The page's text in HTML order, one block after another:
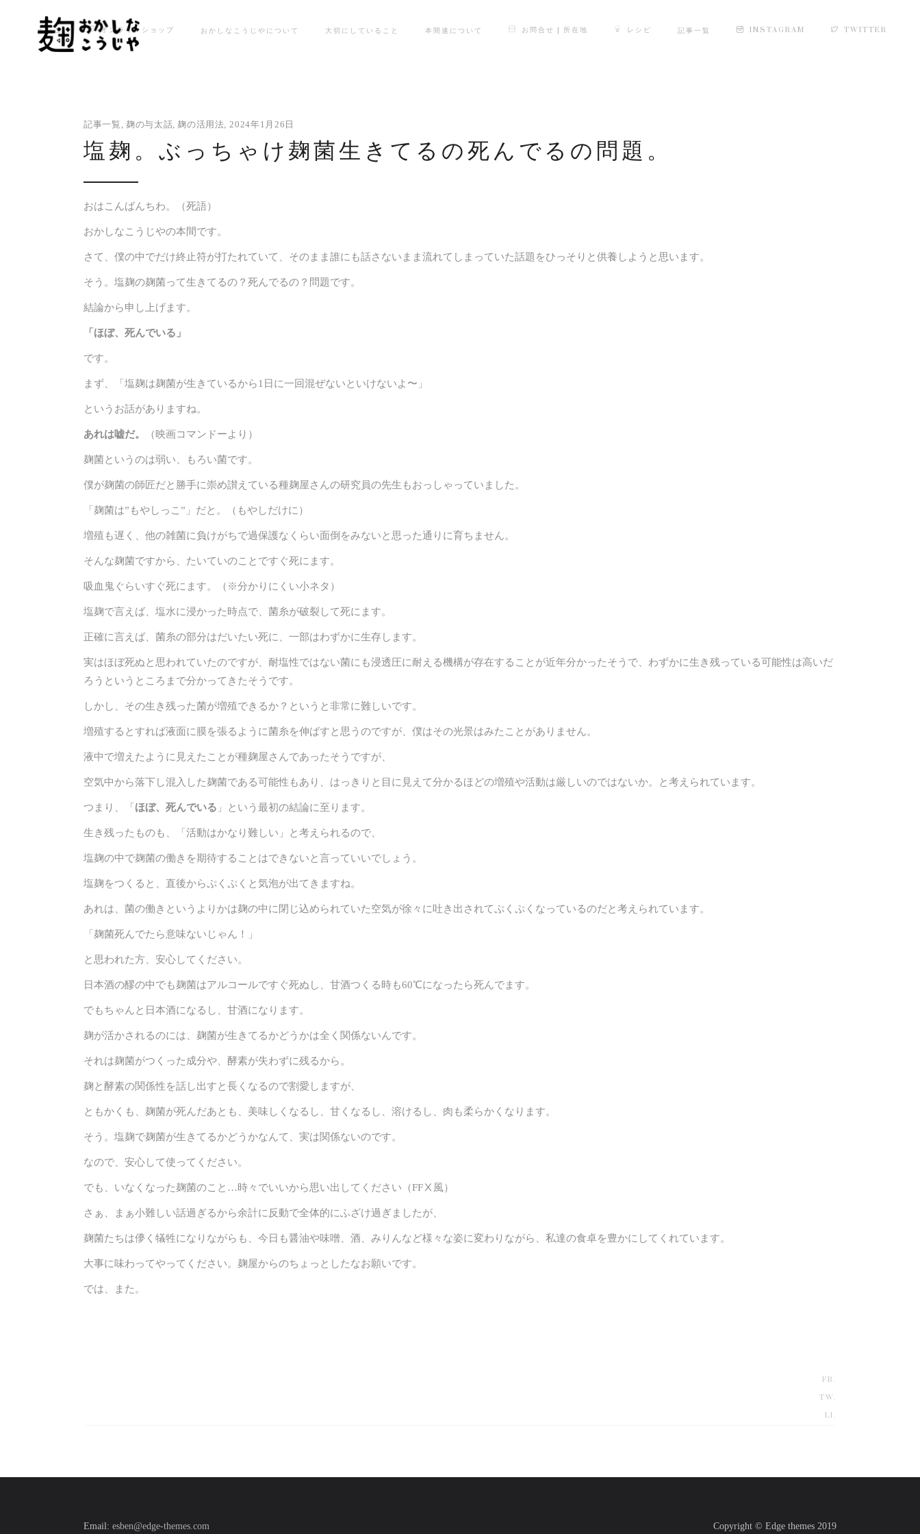
ホーム オンラインショップ おかしなこうじやについて 大切にしていること 本間速について お問合せ | 所在地 レシピ 記事一覧 INSTAGRAM TWITTER
記事一覧 , 麹の与太話,麹の活用法 2024年1月26日
塩麹。ぶっちゃけ麹菌生きてるの死んでるの問題。
おはこんばんちわ。（死語）
おかしなこうじやの本間です。
さて、僕の中でだけ終止符が打たれていて、そのまま誰にも話さないまま流れてしまっていた話題をひっそりと供養しようと思います。
そう。塩麹の麹菌って生きてるの？死んでるの？問題です。
結論から申し上げます。
「ほぼ、死んでいる」
です。
まず、「塩麹は麹菌が生きているから1日に一回混ぜないといけないよ〜」
というお話がありますね。
あれは嘘だ。 （映画コマンドーより）
麹菌というのは弱い、もろい菌です。
僕が麹菌の師匠だと勝手に崇め讃えている種麹屋さんの研究員の先生もおっしゃっていました。
「麹菌は”もやしっこ”」だと。（もやしだけに）
増殖も遅く、他の雑菌に負けがちで過保護なくらい面倒をみないと思った通りに育ちません。
そんな麹菌ですから、たいていのことですぐ死にます。
吸血鬼ぐらいすぐ死にます。（※分かりにくい小ネタ）
塩麹で言えば、塩水に浸かった時点で、菌糸が破裂して死にます。
正確に言えば、菌糸の部分はだいたい死に、一部はわずかに生存します。
実はほぼ死ぬと思われていたのですが、耐塩性ではない菌にも浸透圧に耐える機構が存在することが近年分かったそうで、わずかに生き残っている可能性は高いだ
ろうというところまで分かってきたそうです。
しかし、その生き残った菌が増殖できるか？というと非常に難しいです。
増殖するとすれば液面に膜を張るように菌糸を伸ばすと思うのですが、僕はその光景はみたことがありません。
液中で増えたように見えたことが種麹屋さんであったそうですが、
空気中から落下し混入した麹菌である可能性もあり、はっきりと目に見えて分かるほどの増殖や活動は厳しいのではないか。と考えられています。
つまり、「 ほぼ、死んでいる 」という最初の結論に至ります。
生き残ったものも、「活動はかなり難しい」と考えられるので、
塩麹の中で麹菌の働きを期待することはできないと言っていいでしょう。
塩麹をつくると、直後からぷくぷくと気泡が出てきますね。
あれは、菌の働きというよりかは麹の中に閉じ込められていた空気が徐々に吐き出されてぷくぷくなっているのだと考えられています。
「麹菌死んでたら意味ないじゃん！」
と思われた方、安心してください。
日本酒の醪の中でも麹菌はアルコールですぐ死ぬし、甘酒つくる時も60℃になったら死んでます。
でもちゃんと日本酒になるし、甘酒になります。
麹が活かされるのには、麹菌が生きてるかどうかは全く関係ないんです。
それは麹菌がつくった成分や、酵素が失わずに残るから。
麹と酵素の関係性を話し出すと長くなるので割愛しますが、
ともかくも、麹菌が死んだあとも、美味しくなるし、甘くなるし、溶けるし、肉も柔らかくなります。
そう。塩麹で麹菌が生きてるかどうかなんて、実は関係ないのです。
なので、安心して使ってください。
でも、いなくなった麹菌のこと…時々でいいから思い出してください（FFⅩ風）
さぁ、まぁ小難しい話過ぎるから余計に反動で全体的にふざけ過ぎましたが、
麹菌たちは儚く犠牲になりながらも、今日も醤油や味噌、酒、みりんなど様々な姿に変わりながら、私達の食卓を豊かにしてくれています。
大事に味わってやってください。麹屋からのちょっとしたなお願いです。
では、また。
FB.
TW.
LI.
Email: esben@edge-themes.com Copyright © Edge themes 2019